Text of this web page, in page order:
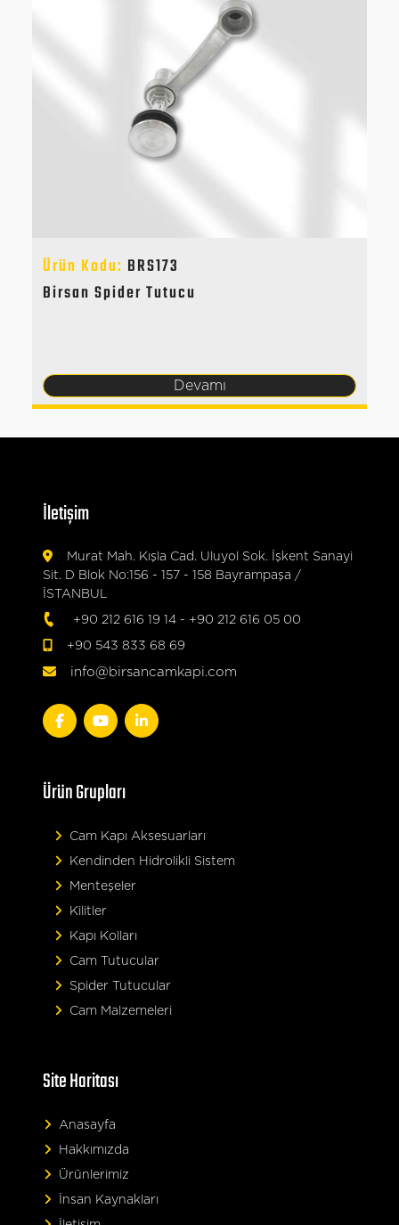
Ürün Kodu: BRS173
Birsan Spider Tutucu
Devamı
İletişim
Murat Mah. Kışla Cad. Uluyol Sok. İşkent Sanayi
Sit. D Blok No:156 - 157 - 158 Bayrampaşa /
İSTANBUL
+90 212 616 19 14 - +90 212 616 05 00
+90 543 833 68 69
info@birsancamkapi.com
Ürün Grupları
Cam Kapı Aksesuarları
Kendinden Hidrolikli Sistem
Menteşeler
Kilitler
Kapı Kolları
Cam Tutucular
Spider Tutucular
Cam Malzemeleri
Site Haritası
Anasayfa
Hakkımızda
Ürünlerimiz
İnsan Kaynakları